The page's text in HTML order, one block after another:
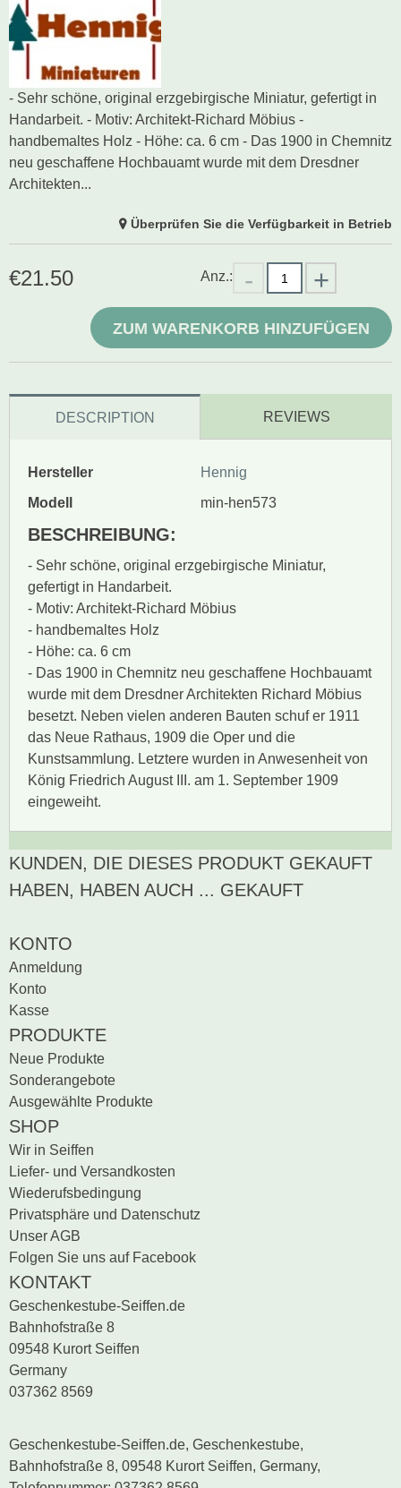
- Sehr schöne, original erzgebirgische Miniatur, gefertigt in
Handarbeit. - Motiv: Architekt-Richard Möbius -
handbemaltes Holz - Höhe: ca. 6 cm - Das 1900 in Chemnitz
neu geschaffene Hochbauamt wurde mit dem Dresdner
Architekten...
Überprüfen Sie die Verfügbarkeit in Betrieb
€21.50 Anz.:
ZUM WARENKORB HINZUFÜGEN
DESCRIPTION REVIEWS
Hersteller
Hennig
Modell
min-hen573
BESCHREIBUNG:
- Sehr schöne, original erzgebirgische Miniatur,
gefertigt in Handarbeit.
- Motiv: Architekt-Richard Möbius
- handbemaltes Holz
- Höhe: ca. 6 cm
- Das 1900 in Chemnitz neu geschaffene Hochbauamt
wurde mit dem Dresdner Architekten Richard Möbius
besetzt. Neben vielen anderen Bauten schuf er 1911
das Neue Rathaus, 1909 die Oper und die
Kunstsammlung. Letztere wurden in Anwesenheit von
König Friedrich August III. am 1. September 1909
eingeweiht.
BEWERTUNG SCHREIBEN
Zur Zeit gibt es keine
Produktrezensionen.
KUNDEN, DIE DIESES PRODUKT GEKAUFT
HABEN, HABEN AUCH ... GEKAUFT
KONTO
Anmeldung
Konto
Kasse
PRODUKTE
Neue Produkte
Sonderangebote
Ausgewählte Produkte
SHOP
Wir in Seiffen
Liefer- und Versandkosten
Wiederufsbedingung
Privatsphäre und Datenschutz
Unser AGB
Folgen Sie uns auf Facebook
KONTAKT
Geschenkestube-Seiffen.de
Bahnhofstraße 8
09548 Kurort Seiffen
Germany
037362 8569
Geschenkestube-Seiffen.de, Geschenkestube,
Bahnhofstraße 8, 09548 Kurort Seiffen, Germany,